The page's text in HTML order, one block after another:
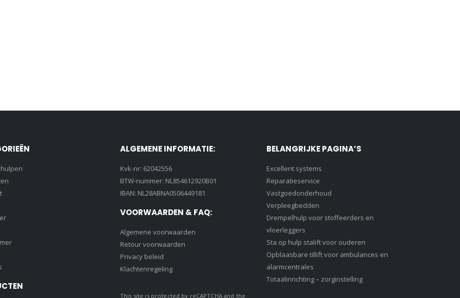
ALGEMENE INFORMATIE:
Kvk-nr: 62042556
BTW-nummer: NL854612920B01
IBAN: NL28ABNA0506449181
VOORWAARDEN & FAQ:
Algemene voorwaarden
Retour voorwaarden
Privacy beleid
Klachtenregeling
This site is protected by reCAPTCHA and the
BELANGRIJKE PAGINA’S
Excellent systems
Reparatieservice
Vastgoedonderhoud
Verpleegbedden
Drempelhulp voor stoffeerders en
vloerleggers
Sta op hulp stalift voor ouderen
Opblaasbare tillift voor ambulances en
alarmcentrales
Totaalinrichting – zorginstelling